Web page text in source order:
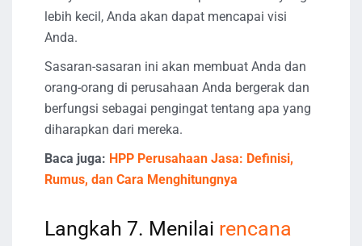
lebih kecil, Anda akan dapat mencapai visi
Anda.
Sasaran-sasaran ini akan membuat Anda dan
orang-orang di perusahaan Anda bergerak dan
berfungsi sebagai pengingat tentang apa yang
diharapkan dari mereka.
Baca juga: HPP Perusahaan Jasa: Definisi,
Rumus, dan Cara Menghitungnya
Langkah 7. Menilai rencana